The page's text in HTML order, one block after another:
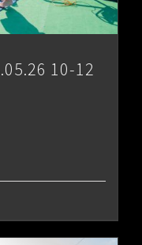
10-12